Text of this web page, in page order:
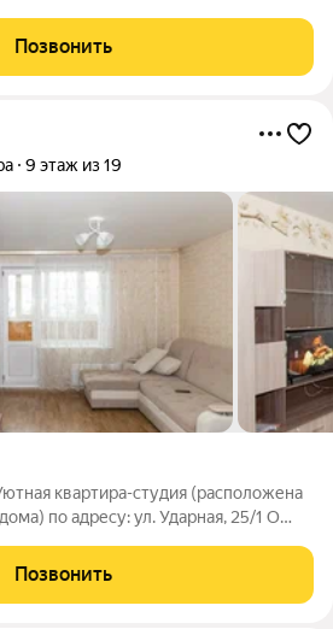
и хорошую тепло- и шумоизоляцию.
этаже
Позвонить
9 этаж из 19
квартира-студия (расположена
по адресу: ул. Ударная, 25/1 О
район. О КВАРТИРЕ: Квартира
Позвонить